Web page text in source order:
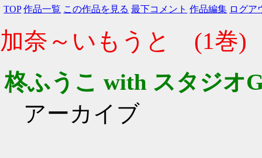
TOP 作品一覧 この作品を見る 最下コメント 作品編集 ログア
加奈～いもうと (1巻)
柊ふうこ with スタジオ
アーカイブ